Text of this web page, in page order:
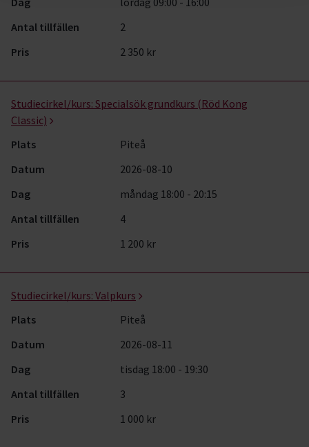
Antal tillfällen
2
Pris
2 350 kr
Studiecirkel/kurs: Specialsök grundkurs (Röd Kong
Classic)
Plats
Piteå
Datum
2026-08-10
Dag
måndag 18:00 - 20:15
Antal tillfällen
4
Pris
1 200 kr
Studiecirkel/kurs: Valpkurs
Plats
Piteå
Datum
2026-08-11
Dag
tisdag 18:00 - 19:30
Antal tillfällen
3
Pris
1 000 kr